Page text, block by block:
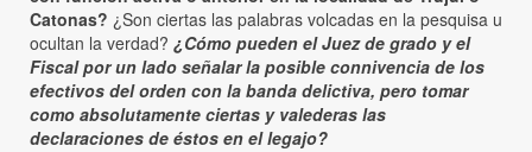
Catonas? ¿Son ciertas las palabras volcadas en la pesquisa u
ocultan la verdad? ¿Cómo pueden el Juez de grado y el
Fiscal por un lado señalar la posible connivencia de los
efectivos del orden con la banda delictiva, pero tomar
como absolutamente ciertas y valederas las
declaraciones de éstos en el legajo?